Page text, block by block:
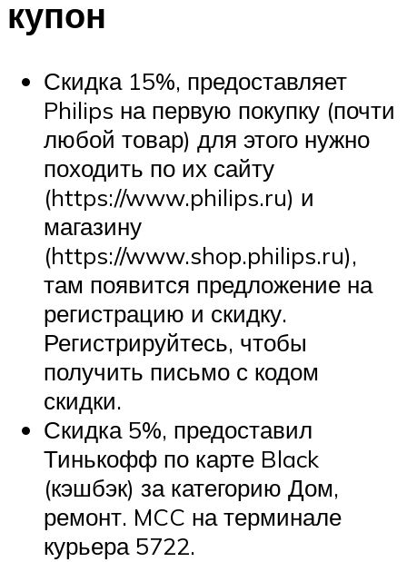
купон
Скидка 15%, предоставляет
Philips на первую покупку (почти
любой товар) для этого нужно
походить по их сайту
(https://www.philips.ru) и
магазину
(https://www.shop.philips.ru),
там появится предложение на
регистрацию и скидку.
Регистрируйтесь, чтобы
получить письмо с кодом
скидки.
Скидка 5%, предоставил
Тинькофф по карте Black
(кэшбэк) за категорию Дом,
ремонт. MCC на терминале
курьера 5722.